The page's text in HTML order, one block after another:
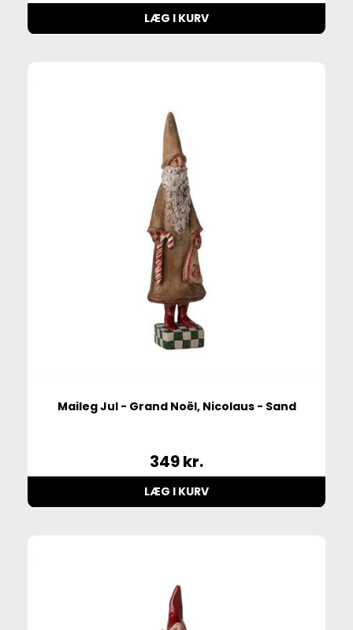
LÆG I KURV
Maileg Jul - Grand Noël, Nicolaus - Sand
349kr.
LÆG I KURV